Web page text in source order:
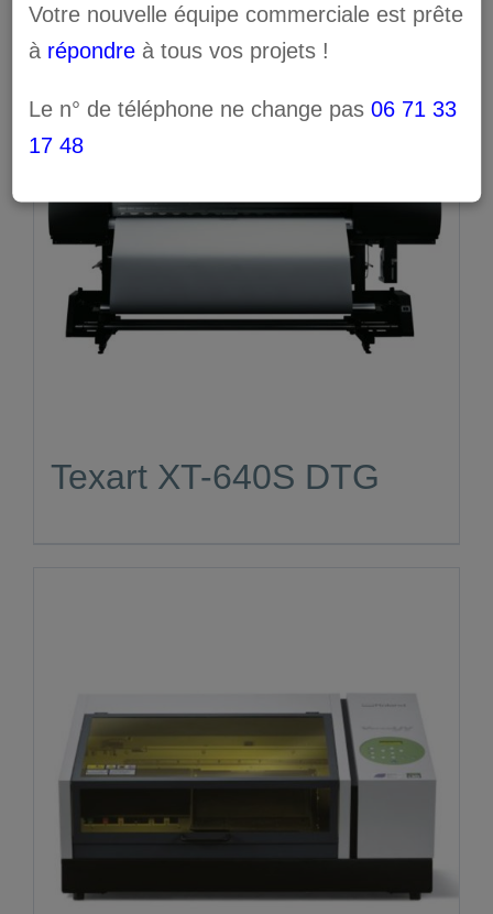
Texart XT-640S DTG
Votre nouvelle équipe commerciale est prête
à répondre à tous vos projets !
Le n° de téléphone ne change pas06 71 33
17 48